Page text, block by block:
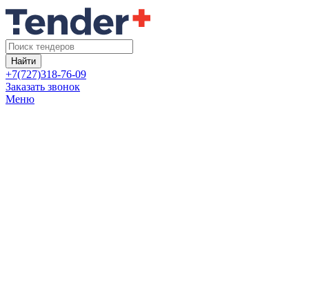
Найти
+7(727)318-76-09
Заказать звонок
Меню